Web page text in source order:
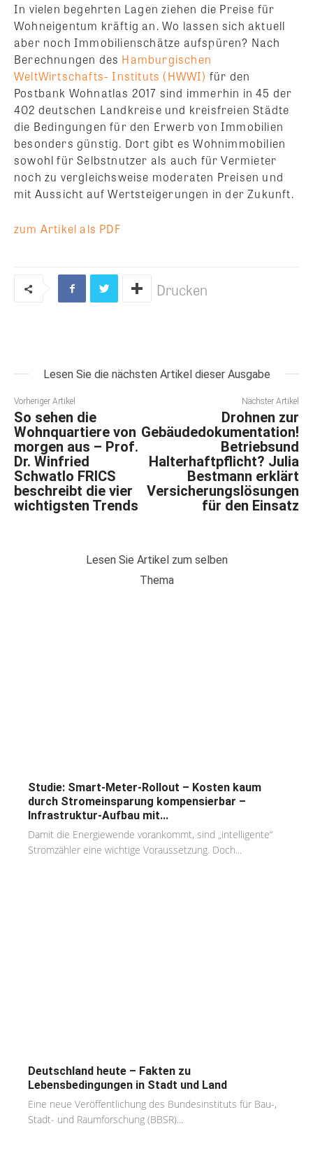
In vielen begehrten Lagen ziehen die Preise für
Wohneigentum kräftig an. Wo lassen sich aktuell
aber noch Immobilienschätze aufspüren? Nach
Berechnungen des Hamburgischen
WeltWirtschafts- Instituts (HWWI) für den
Postbank Wohnatlas 2017 sind immerhin in 45 der
402 deutschen Landkreise und kreisfreien Städte
die Bedingungen für den Erwerb von Immobilien
besonders günstig. Dort gibt es Wohnimmobilien
sowohl für Selbstnutzer als auch für Vermieter
noch zu vergleichsweise moderaten Preisen und
mit Aussicht auf Wertsteigerungen in der Zukunft.
zum Artikel als PDF
Drucken
Lesen Sie die nächsten Artikel dieser Ausgabe
Vorheriger Artikel
So sehen die
Wohnquartiere von
morgen aus – Prof.
Dr. Winfried
Schwatlo FRICS
beschreibt die vier
wichtigsten Trends
Nächster Artikel
Drohnen zur
Gebäudedokumentation!
Betriebsund
Halterhaftpflicht? Julia
Bestmann erklärt
Versicherungslösungen
für den Einsatz
Lesen Sie Artikel zum selben
Thema
Studie: Smart-Meter-Rollout – Kosten kaum
durch Stromeinsparung kompensierbar –
Infrastruktur-Aufbau mit...
Damit die Energiewende vorankommt, sind „intelligente“
Stromzähler eine wichtige Voraussetzung. Doch...
Deutschland heute – Fakten zu
Lebensbedingungen in Stadt und Land
Eine neue Veröffentlichung des Bundesinstituts für Bau-,
Stadt- und Raumforschung (BBSR)...